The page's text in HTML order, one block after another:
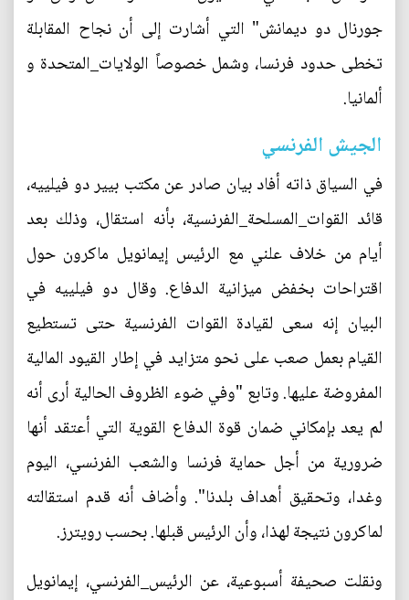
جورنال دو ديمانش" التي أشارت إلى أن نجاح المقابلة
تخطى حدود فرنسا، وشمل خصوصاً الولايات_المتحدة و
ألمانيا.
الجيش الفرنسي
في السياق ذاته أفاد بيان صادر عن مكتب بيير دو فيلييه،
قائد القوات_المسلحة_الفرنسية، بأنه استقال، وذلك بعد
أيام من خلاف علني مع الرئيس إيمانويل ماكرون حول
اقتراحات بخفض ميزانية الدفاع. وقال دو فيلييه في
البيان إنه سعى لقيادة القوات الفرنسية حتى تستطيع
القيام بعمل صعب على نحو متزايد في إطار القيود المالية
المفروضة عليها. وتابع "وفي ضوء الظروف الحالية أرى أنه
لم يعد بإمكاني ضمان قوة الدفاع القوية التي أعتقد أنها
ضرورية من أجل حماية فرنسا والشعب الفرنسي، اليوم
وغدا، وتحقيق أهداف بلدنا". وأضاف أنه قدم استقالته
لماكرون نتيجة لهذا، وأن الرئيس قبلها. بحسب رويترز.
ونقلت صحيفة أسبوعية، عن الرئيس_الفرنسي، إيمانويل